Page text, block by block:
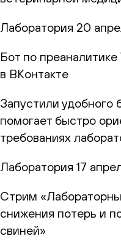
Лаборатория 20
Бот по
в ВКонтакте
Запустили удобного
помогает быстро
требованиях
Лаборатория 17
Стрим
снижения потерь и
свиней»